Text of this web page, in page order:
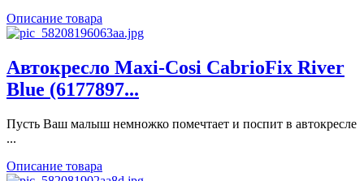
Описание товара
Автокресло Maxi-Cosi CabrioFix River
Blue (6177897...
Пусть Ваш малыш немножко помечтает и поспит в автокресле
...
Описание товара